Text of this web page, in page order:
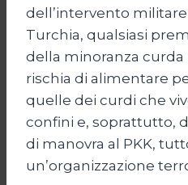
dell’intervento militare
Turchia, qualsiasi
della minoranza
rischia di alimentare
quelle dei curdi che
confini e, soprattutto,
di manovra al PKK,
un’organizzazione